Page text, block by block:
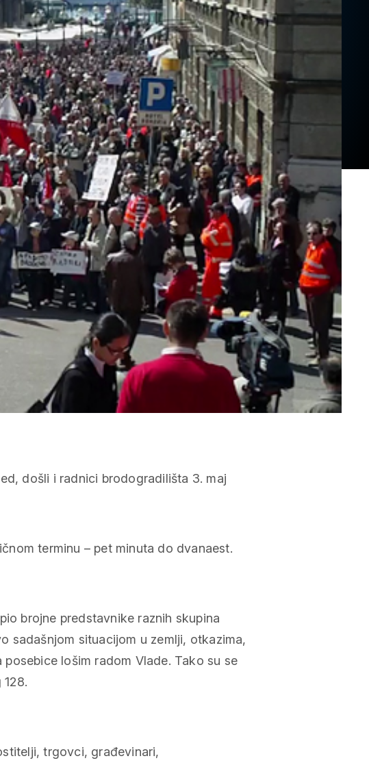
terminu – pet minuta do dvanaest.
brojne predstavnike raznih skupina
sadašnjom situacijom u zemlji, otkazima,
lošim radom Vlade. Tako su se
trgovci, građevinari,